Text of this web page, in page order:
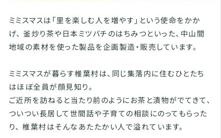
ミミスマスは「里を楽しむ人を増やす」という使命をかか
げ、 釜炒り茶や日本ミツバチのはちみつといった、中山間
地域の素材を使った製品を企画製造・販売しています。
ミミスマスが暮らす椎葉村は、同じ集落内に住むひとたち
はほぼ全員が顔見知り。
ご近所を訪ねると当たり前のようにお茶と漬物がでてきて、
ついつい長居して世間話や子育ての相談にのってもらった
り、 椎葉村はそんなあたたかい人で溢れています。